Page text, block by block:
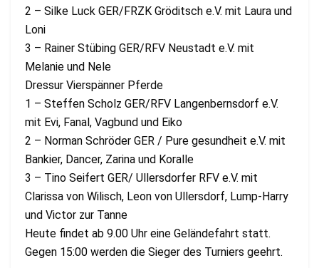
2 – Silke Luck GER/FRZK Gröditsch e.V. mit Laura und
Loni
3 – Rainer Stübing GER/RFV Neustadt e.V. mit
Melanie und Nele
Dressur Vierspänner Pferde
1 – Steffen Scholz GER/RFV Langenbernsdorf e.V.
mit Evi, Fanal, Vagbund und Eiko
2 – Norman Schröder GER / Pure gesundheit e.V. mit
Bankier, Dancer, Zarina und Koralle
3 – Tino Seifert GER/ Ullersdorfer RFV e.V. mit
Clarissa von Wilisch, Leon von Ullersdorf, Lump-Harry
und Victor zur Tanne
Heute findet ab 9.00 Uhr eine Geländefahrt statt.
Gegen 15:00 werden die Sieger des Turniers geehrt.